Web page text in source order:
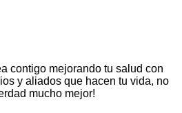
contigo mejorando tu salud con
y aliados que hacen tu vida, no
mucho mejor!